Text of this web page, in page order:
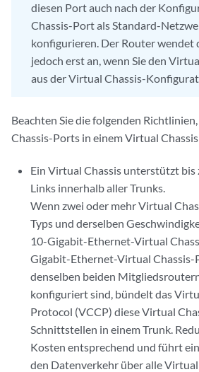
diesen Port auch nach der
Chassis-Port als Standard-
konfigurieren. Der Router wendet
jedoch erst an, wenn Sie den
aus der Virtual Chassis-
Beachten Sie die folgenden
Chassis-Ports in einem Virtual
Ein Virtual Chassis unterstützt bis
Links innerhalb aller Trunks.
Wenn zwei oder mehr Virtual
Typs und derselben
10-Gigabit-Ethernet-Virtual
Gigabit-Ethernet-Virtual Chassis-
denselben beiden
konfiguriert sind, bündelt das
Protocol (VCCP) diese Virtual
Schnittstellen in einem Trunk.
Kosten entsprechend und führt
den Datenverkehr über alle